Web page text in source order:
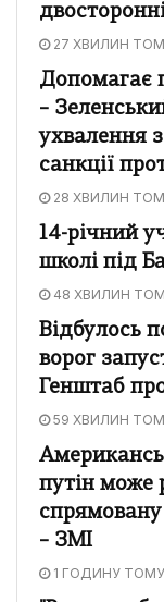
27 ХВИЛИН
Допомагає
–
ухвалення
санкції
28 ХВИЛИН
14-річний
школі під
48 ХВИЛИН
Відбулось
ворог
Генштаб
59 ХВИЛИН
путін може
– ЗМІ
1 ГОДИНУ ТОМУ